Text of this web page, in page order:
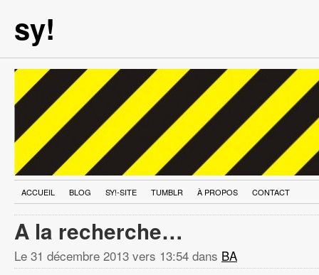
sy!
ACCUEIL BLOG SY!-SITE TUMBLR À PROPOS CONTACT
A la recherche…
Le 31 décembre 2013 vers 13:54 dans BA